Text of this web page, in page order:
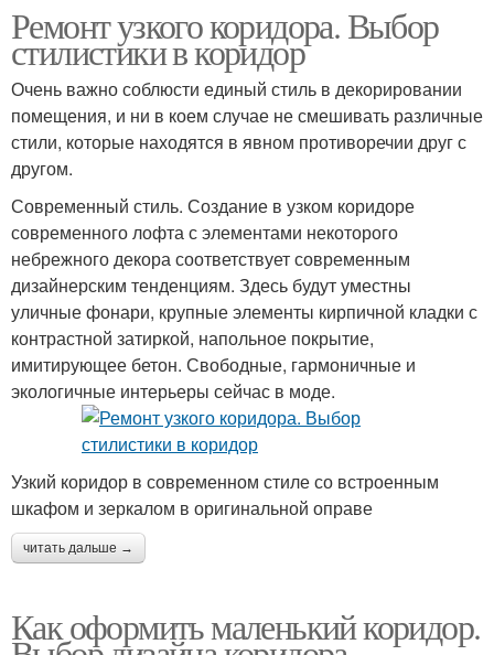
Ремонт узкого коридора. Выбор
стилистики в коридор
Очень важно соблюсти единый стиль в декорировании
помещения, и ни в коем случае не смешивать различные
стили, которые находятся в явном противоречии друг с
другом.
Современный стиль. Создание в узком коридоре
современного лофта с элементами некоторого
небрежного декора соответствует современным
дизайнерским тенденциям. Здесь будут уместны
уличные фонари, крупные элементы кирпичной кладки с
контрастной затиркой, напольное покрытие,
имитирующее бетон. Свободные, гармоничные и
экологичные интерьеры сейчас в моде.
Узкий коридор в современном стиле со встроенным
шкафом и зеркалом в оригинальной оправе
читать дальше →
Как оформить маленький коридор.